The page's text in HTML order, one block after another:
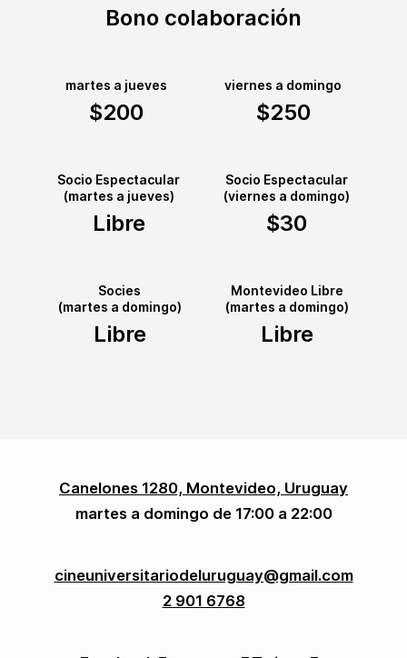
Bono colaboración
martes a jueves
$200
viernes a domingo
$250
Socio Espectacular
(martes a jueves)
Libre
Socio Espectacular
(viernes a domingo)
$30
Socies
(martes a domingo)
Libre
Montevideo Libre
(martes a domingo)
Libre
Canelones 1280, Montevideo, Uruguay
martes a domingo de 17:00 a 22:00
cineuniversitariodeluruguay@gmail.com
2 901 6768